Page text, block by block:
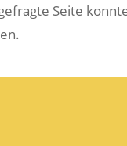
Seite